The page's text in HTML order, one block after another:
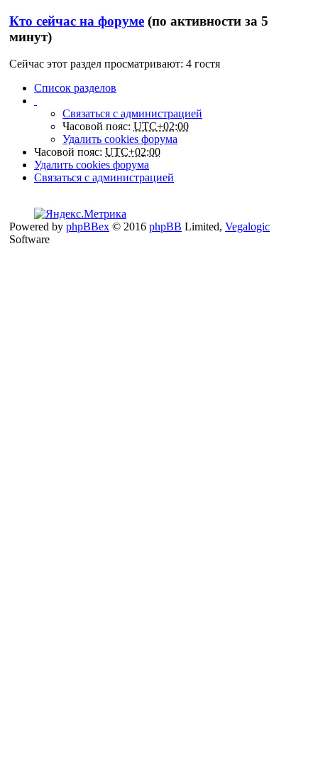
Кто сейчас на форуме (по активности за 5
минут)
Сейчас этот раздел просматривают: 4 гостя
Список разделов
Связаться с администрацией
Часовой пояс: UTC+02:00
Удалить cookies форума
Часовой пояс: UTC+02:00
Удалить cookies форума
Связаться с администрацией
Powered by phpBBex © 2016 phpBB Limited, Vegalogic
Software